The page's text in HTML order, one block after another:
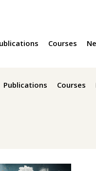
Publications Courses
Courses